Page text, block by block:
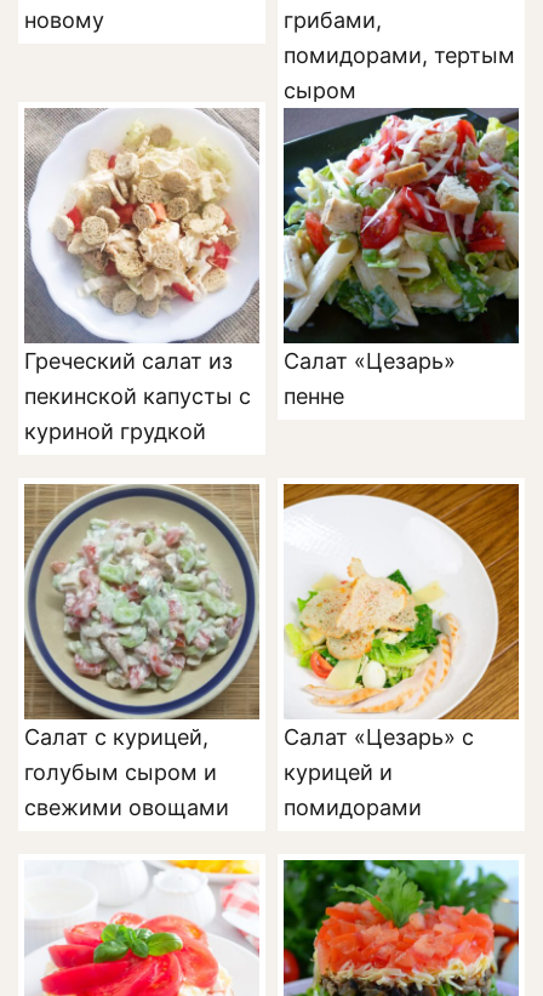
новому
грибами,
помидорами, тертым
сыром
Греческий салат из
пекинской капусты с
куриной грудкой
Салат «Цезарь»
пенне
Салат с курицей,
голубым сыром и
свежими овощами
Салат «Цезарь» с
курицей и
помидорами